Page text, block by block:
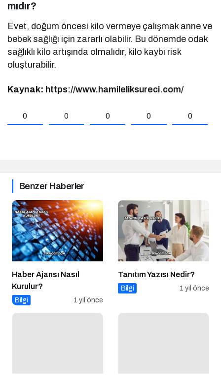
mıdır?
Evet, doğum öncesi kilo vermeye çalışmak anne ve
bebek sağlığı için zararlı olabilir. Bu dönemde odak
sağlıklı kilo artışında olmalıdır, kilo kaybı risk
oluşturabilir.
Kaynak: https://www.hamileliksureci.com/
0 0 0 0 0
Benzer Haberler
Haber Ajansı Nasıl
Kurulur?
Bilgi 1 yıl önce
Tanıtım Yazısı Nedir?
Bilgi 1 yıl önce